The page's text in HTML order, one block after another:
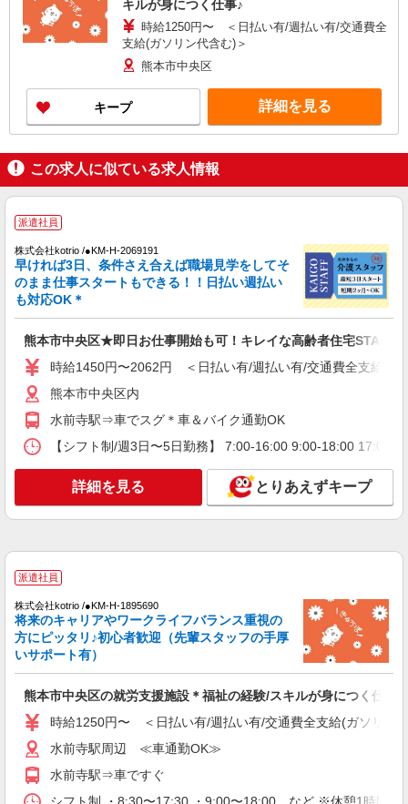
キルが身につく仕事♪
時給1250円〜 ＜日払い有/週払い有/交通費全
支給(ガソリン代含む)＞
熊本市中央区
キープ 詳細を見る
この求人に似ている求人情報
派遣社員
株式会社kotrio /●KM-H-2069191
早ければ3日、条件さえ合えば職場見学をしてそ
のまま仕事スタートもできる！！日払い週払い
も対応OK＊
熊本市中央区★即日お仕事開始も可！キレイな高齢者住宅STAFF◎
時給1450円〜2062円 ＜日払い有/週払い有/交通費全支給(ガ
熊本市中央区内
水前寺駅⇒車でスグ＊車＆バイク通勤OK
【シフト制/週3日〜5日勤務】 7:00-16:00 9:00-18:00
詳細を見る とりあえずキープ
派遣社員
株式会社kotrio /●KM-H-1895690
将来のキャリアやワークライフバランス重視の
方にピッタリ♪初心者歓迎（先輩スタッフの手厚
いサポート有）
熊本市中央区の就労支援施設＊福祉の経験/スキルが身につく仕事♪
時給1250円〜 ＜日払い有/週払い有/交通費全支給(ガソリン
水前寺駅周辺 ≪車通勤OK≫
水前寺駅⇒車ですぐ